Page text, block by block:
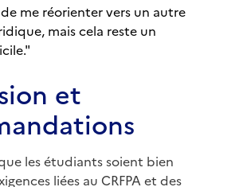
me réorienter vers un autre
mais cela reste un
et
les étudiants soient bien
liées au CRFPA et des